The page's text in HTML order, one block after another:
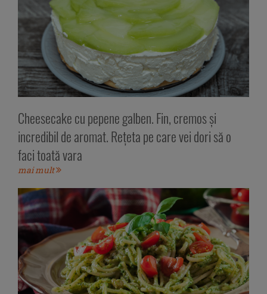
Cheesecake cu pepene galben. Fin, cremos și
incredibil de aromat. Rețeta pe care vei dori să o
faci toată vara
mai mult